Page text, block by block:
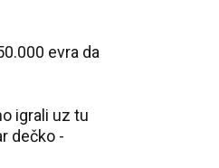
evra da
igrali uz tu
dečko -